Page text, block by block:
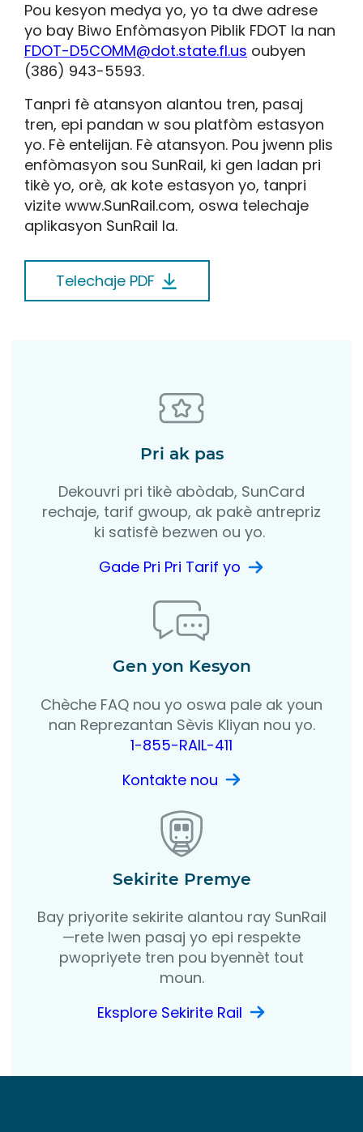
Pou kesyon medya yo, yo ta dwe adrese
yo bay Biwo Enfòmasyon Piblik FDOT la nan
FDOT-D5COMM@dot.state.fl.us oubyen
(386) 943-5593.
Tanpri fè atansyon alantou tren, pasaj
tren, epi pandan w sou platfòm estasyon
yo. Fè entelijan. Fè atansyon. Pou jwenn plis
enfòmasyon sou SunRail, ki gen ladan pri
tikè yo, orè, ak kote estasyon yo, tanpri
vizite www.SunRail.com, oswa telechaje
aplikasyon SunRail la.
Telechaje PDF
Pri ak pas
Dekouvri pri tikè abòdab, SunCard
rechaje, tarif gwoup, ak pakè antrepriz
ki satisfè bezwen ou yo.
Gade Pri Pri Tarif yo
Gen yon Kesyon
Chèche FAQ nou yo oswa pale ak youn
nan Reprezantan Sèvis Kliyan nou yo.
1-855-RAIL-411
Kontakte nou
Sekirite Premye
Bay priyorite sekirite alantou ray SunRail
—rete lwen pasaj yo epi respekte
pwopriyete tren pou byennèt tout
moun.
Eksplore Sekirite Rail